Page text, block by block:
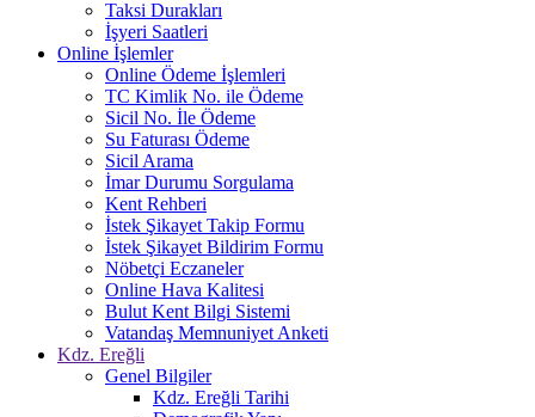
Taksi Durakları
İşyeri Saatleri
Online İşlemler
Online Ödeme İşlemleri
TC Kimlik No. ile Ödeme
Sicil No. İle Ödeme
Su Faturası Ödeme
Sicil Arama
İmar Durumu Sorgulama
Kent Rehberi
İstek Şikayet Takip Formu
İstek Şikayet Bildirim Formu
Nöbetçi Eczaneler
Online Hava Kalitesi
Bulut Kent Bilgi Sistemi
Vatandaş Memnuniyet Anketi
Kdz. Ereğli
Genel Bilgiler
Kdz. Ereğli Tarihi